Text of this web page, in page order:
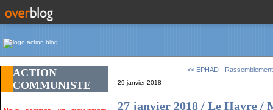
ACTION
COMMUNISTE
<< EPHAD -
29 janvier 2018
27 janvier 2018 / Le Havre /